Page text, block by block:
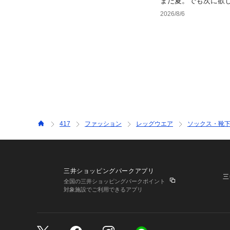
2026/8/6
417 ファッション レッグウエア ソックス・靴下
三井ショッピングパークアプリ
全国の三井ショッピングパークポイント
対象施設でご利用できるアプリ